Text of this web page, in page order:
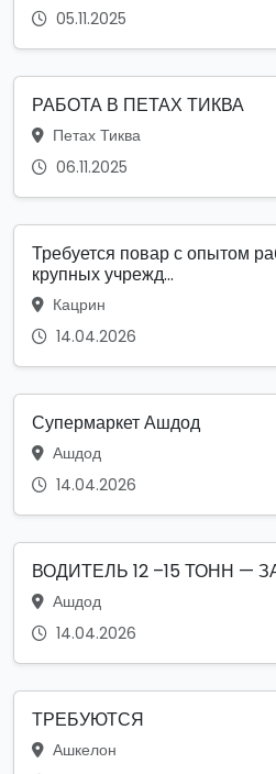
05.11.2025
РАБОТА В ПЕТАХ ТИКВА
Петах Тиква
06.11.2025
Требуется повар с опытом
крупных учрежд...
Кацрин
14.04.2026
Супермаркет Ашдод
Ашдод
14.04.2026
ВОДИТЕЛЬ 12 –15 ТОНН —
Ашдод
14.04.2026
ТРЕБУЮТСЯ
Ашкелон